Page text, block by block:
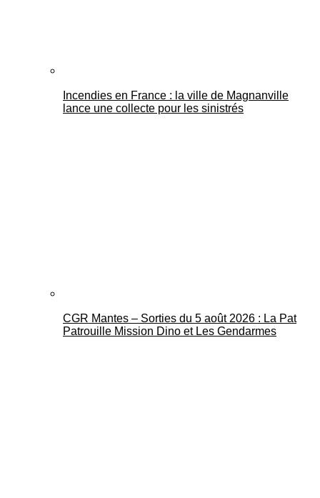
Mantes Actu
Incendies en France : la ville de Magnanville
lance une collecte pour les sinistrés
CGR Mantes – Sorties du 5 août 2026 : La Pat
Patrouille Mission Dino et Les Gendarmes